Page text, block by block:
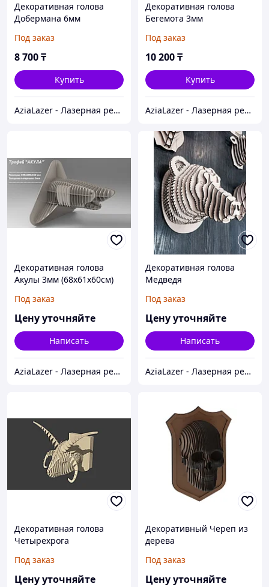
Декоративная голова
Добермана 6мм
Под заказ
8 700₸
Купить
AziaLazer - Лазерная резка и гравировка / Изделия для бизнеса и праздничных мероприятий
Декоративная голова
Бегемота 3мм
Под заказ
10 200₸
Купить
AziaLazer - Лазерная резка и гравировка / Изделия для бизнеса и праздничных мероприятий
Декоративная голова
Акулы 3мм (68х61х60см)
Под заказ
Цену уточняйте
Написать
AziaLazer - Лазерная резка и гравировка / Изделия для бизнеса и праздничных мероприятий
Декоративная голова
Медведя
Под заказ
Цену уточняйте
Написать
AziaLazer - Лазерная резка и гравировка / Изделия для бизнеса и праздничных мероприятий
Декоративная голова
Четырехрога
Под заказ
Цену уточняйте
Декоративный Череп из
дерева
Под заказ
Цену уточняйте